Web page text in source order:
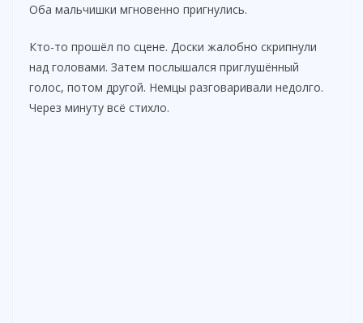
Оба мальчишки мгновенно пригнулись.
Кто-то прошёл по сцене. Доски жалобно скрипнули
над головами. Затем послышался приглушённый
голос, потом другой. Немцы разговаривали недолго.
Через минуту всё стихло.